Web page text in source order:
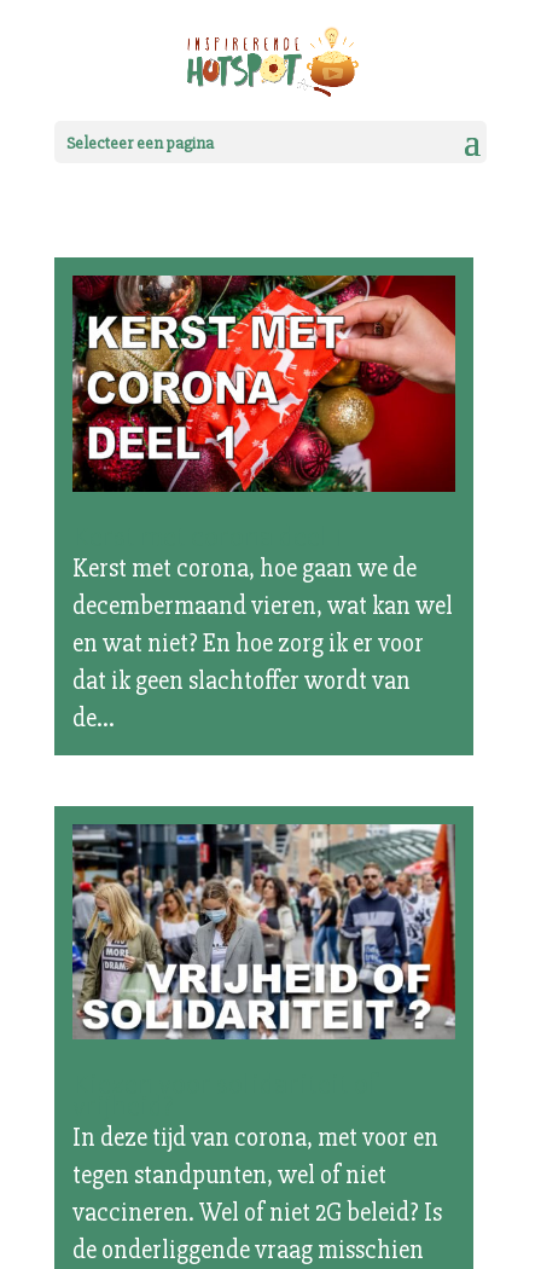
Selecteer een pagina
Kerst met corona, hoe gaan we de
decembermaand vieren, wat kan wel
en wat niet? En hoe zorg ik er voor
dat ik geen slachtoffer wordt van
de...
In deze tijd van corona, met voor en
tegen standpunten, wel of niet
vaccineren. Wel of niet 2G beleid? Is
de onderliggende vraag misschien